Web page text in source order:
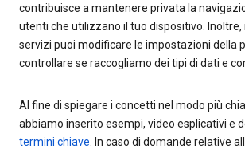
contribuisce a mantenere privata la
utenti che utilizzano il tuo dispositivo. Inoltre,
servizi puoi modificare le impostazioni della
controllare se raccogliamo dei tipi di dati e
Al fine di spiegare i concetti nel modo più
abbiamo inserito esempi, video esplicativi e
termini chiave. In caso di domande relative